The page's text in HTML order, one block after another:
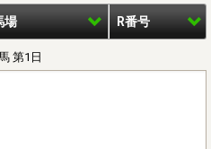
場 R番号
第1日